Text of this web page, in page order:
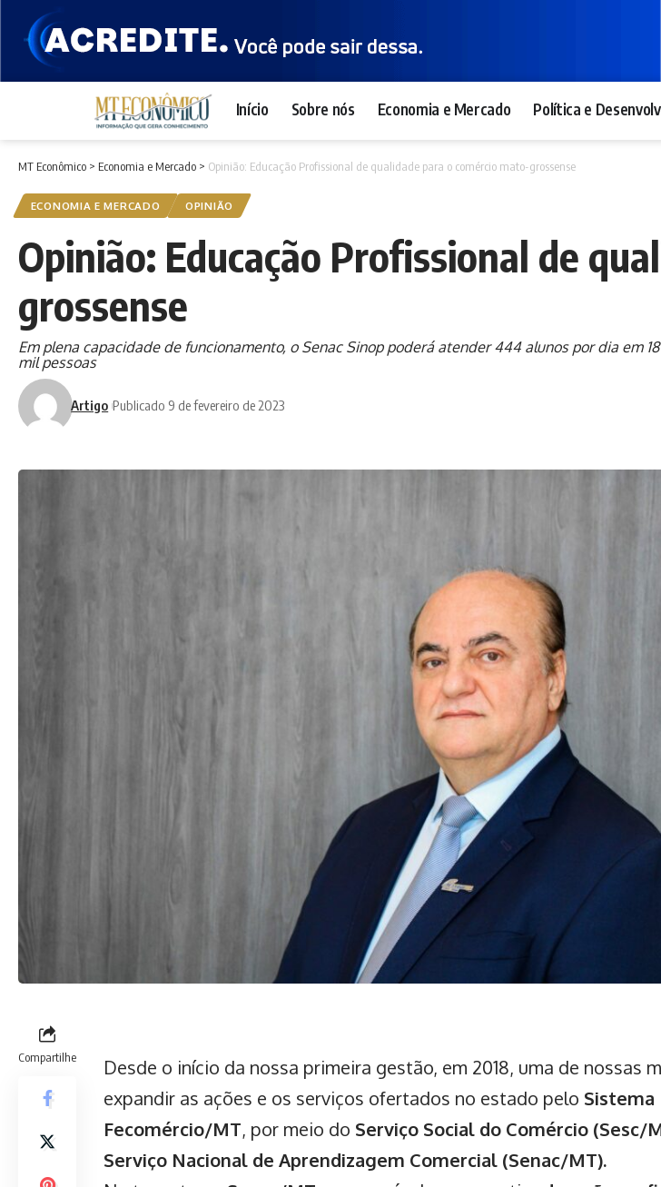
Início Sobre nós Economia e Mercado Política e
MT Econômico > Economia e Mercado > Opinião: Educação Profissional de qualidade para o comércio mato-grossense
ECONOMIA E MERCADO OPINIÃO
Opinião: Educação Profissional de
grossense
Em plena capacidade de funcionamento, o Senac Sinop poderá atender 444 alunos por dia
mil pessoas
Artigo Publicado 9 de fevereiro de 2023
Compartilhe
Desde o início da nossa primeira gestão, em 2018, uma de nossas
expandir as ações e os serviços ofertados no estado pelo Sistema
Fecomércio/MT, por meio do Serviço Social do Comércio (Sesc/
Serviço Nacional de Aprendizagem Comercial (Senac/MT).